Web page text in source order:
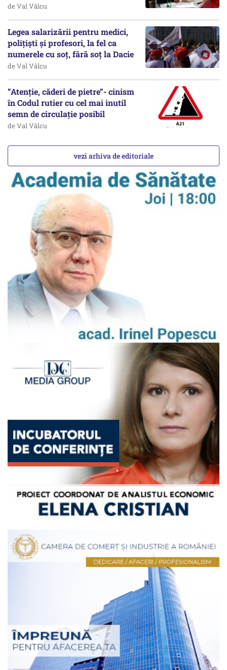
de Val Vâlcu
Legea salarizării pentru medici,
polițiști și profesori, la fel ca
numerele cu soț, fără soț la Dacie
de Val Vâlcu
”Atenție, căderi de pietre”- cinism
în Codul rutier cu cel mai inutil
semn de circulație posibil
de Val Vâlcu
vezi arhiva de editoriale